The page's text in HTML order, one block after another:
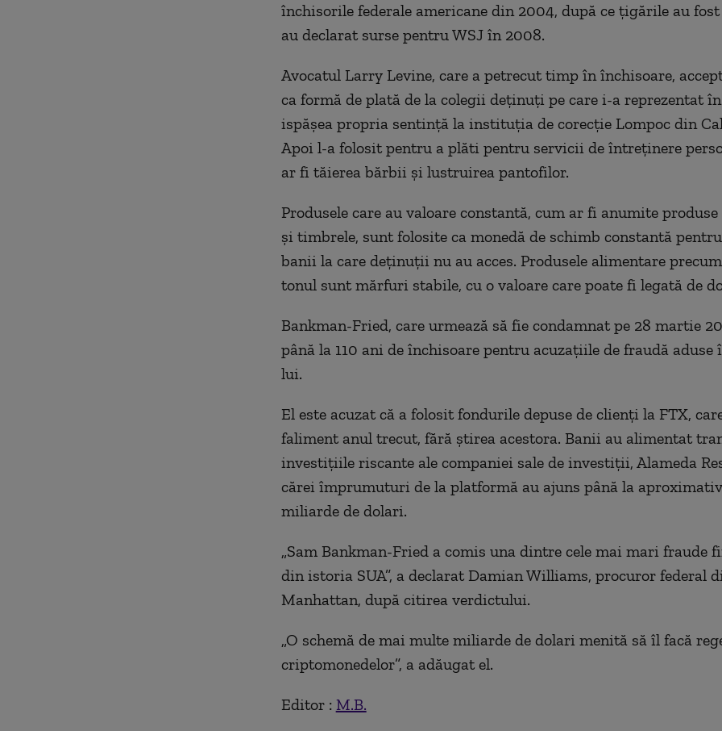
închisorile federale americane din 2004, după ce țigările au
au declarat surse pentru WSJ în 2008.
Avocatul Larry Levine, care a petrecut timp în închisoare,
ca formă de plată de la colegii deținuți pe care i-a reprezentat
ispășea propria sentință la instituția de corecție Lompoc din
Apoi l-a folosit pentru a plăti pentru servicii de întreținere
ar fi tăierea bărbii și lustruirea pantofilor.
Produsele care au valoare constantă, cum ar fi anumite
și timbrele, sunt folosite ca monedă de schimb constantă
banii la care deținuții nu au acces. Produsele alimentare
tonul sunt mărfuri stabile, cu o valoare care poate fi legată de
Bankman-Fried, care urmează să fie condamnat pe 28 martie
până la 110 ani de închisoare pentru acuzațiile de fraudă
lui.
El este acuzat că a folosit fondurile depuse de clienți la FTX,
faliment anul trecut, fără știrea acestora. Banii au alimentat
investiţiile riscante ale companiei sale de investiţii, Alameda
cărei împrumuturi de la platformă au ajuns până la
miliarde de dolari.
„Sam Bankman-Fried a comis una dintre cele mai mari fraude
din istoria SUA”, a declarat Damian Williams, procuror federal
Manhattan, după citirea verdictului.
„O schemă de mai multe miliarde de dolari menită să îl facă
criptomonedelor”, a adăugat el.
Editor : M.B.